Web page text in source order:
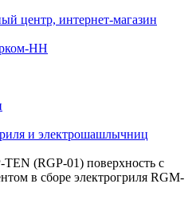
центр, интернет-магазин
НН
и электрошашлычниц
(RGP-01) поверхность с
в сборе электрогриля RGM-